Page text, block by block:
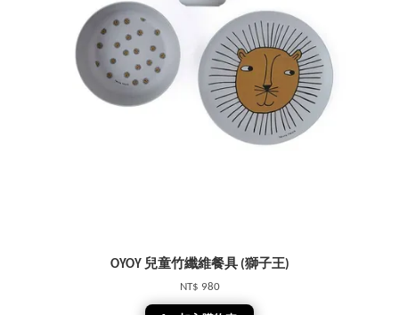
OYOY 兒童竹纖維餐具 (獅子王)
NT$ 980